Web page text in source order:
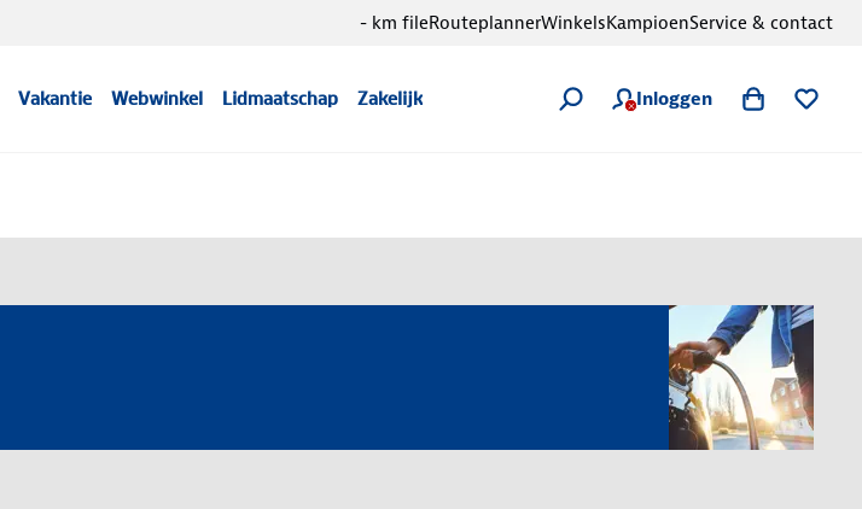
Vakantie Webwinkel Lidmaatschap Zakelijk Inloggen
- km fileRouteplannerWinkelsKampioenService & contact